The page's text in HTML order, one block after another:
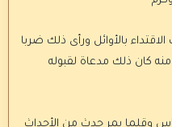
بالأوائل ورأى ذلك ضربا
كان ذلك مدعاة لقبوله
وقلما يمر حدث من الأحداث